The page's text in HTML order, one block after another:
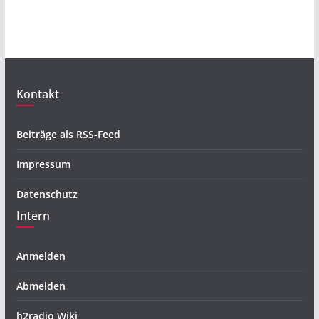
Kontakt
Beiträge als RSS-Feed
Impressum
Datenschutz
Intern
Anmelden
Abmelden
h2radio Wiki